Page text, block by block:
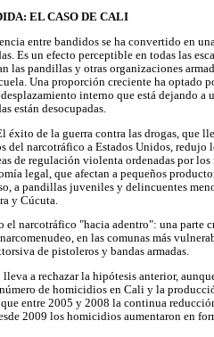
EL CASO DE CALI
entre bandidos se ha convertido en
Es un efecto perceptible en todas las
las pandillas y otras organizaciones
Una proporción creciente ha optado
interno que está dejando
están desocupadas.
éxito de la guerra contra las drogas, que
del narcotráfico a Estados Unidos,
de regulación violenta ordenadas por
legal, que afectan a pequeños
a pandillas juveniles y delincuentes
y Cúcuta.
el narcotráfico "hacia adentro": una parte
en las comunas más
de pistoleros y bandas armadas.
a rechazar la hipótesis anterior,
de homicidios en Cali y la
entre 2005 y 2008 la continua
2009 los homicidios aumentaron en